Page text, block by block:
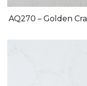
AQ270 – Golden